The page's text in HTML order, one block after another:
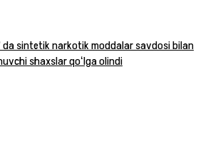
da sintetik narkotik moddalar savdosi bilan
shaxslar qoʻlga olindi